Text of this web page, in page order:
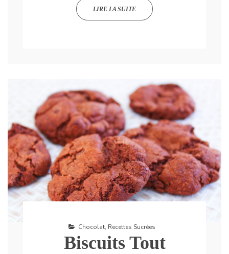
LIRE LA SUITE
Chocolat, Recettes Sucrées
Biscuits Tout